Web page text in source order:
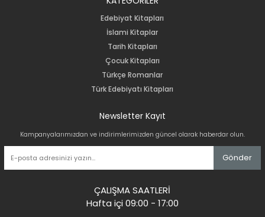
Edebiyat Kitapları
İslami Kitaplar
Tarih Kitapları
Çocuk Kitapları
Türkçe Romanlar
Türk Edebiyatı Kitapları
Newsletter Kayıt
Kampanyalarımızdan ve indirimlerimizden güncel olarak haberdar olun.
Gönder
ÇALIŞMA SAATLERİ
Hafta içi 09:00 - 17:00